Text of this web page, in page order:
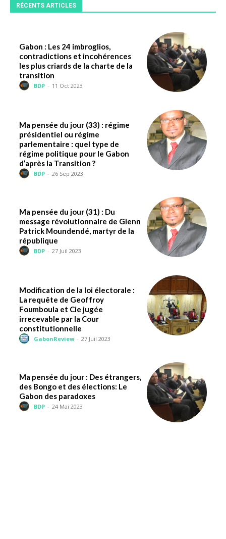
RÉCENTS ARTICLES
Gabon : Les 24 imbroglios,
contradictions et incohérences
les plus criards de la charte de la
transition
BDP - 11 Oct 2023
Ma pensée du jour (33) : régime
présidentiel ou régime
parlementaire : quel type de
régime politique pour le Gabon
d’après la Transition ?
BDP - 26 Sep 2023
Ma pensée du jour (31) : Du
message révolutionnaire de Glenn
Patrick Moundendé, martyr de la
république
BDP - 27 Juil 2023
Modification de la loi électorale :
La requête de Geoffroy
Foumboula et Cie jugée
irrecevable par la Cour
constitutionnelle
GabonReview - 27 Juil 2023
Ma pensée du jour : Des étrangers,
des Bongo et des élections: Le
Gabon des paradoxes
BDP - 24 Mai 2023